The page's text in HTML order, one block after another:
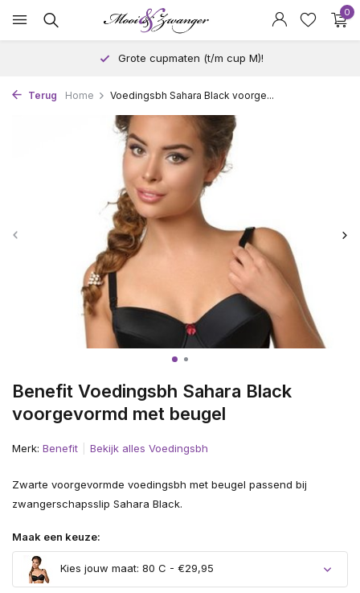
0
Grote cupmaten (t/m cup M)!
Terug Home Voedingsbh Sahara Black voorge...
Benefit Voedingsbh Sahara Black
voorgevormd met beugel
Merk: Benefit Bekijk alles Voedingsbh
Zwarte voorgevormde voedingsbh met beugel passend bij
zwangerschapsslip Sahara Black.
Maak een keuze:
Kies jouw maat: 80 C - €29,95